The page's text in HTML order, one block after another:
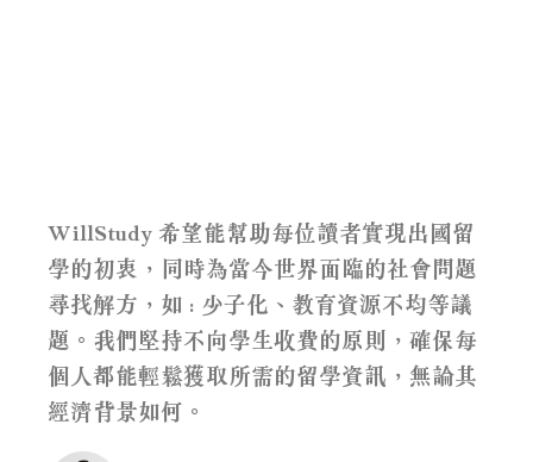
WillStudy 希望能幫助每位讀者實現出國留
學的初衷，同時為當今世界面臨的社會問題
尋找解方，如 : 少子化、教育資源不均等議
題。我們堅持不向學生收費的原則，確保每
個人都能輕鬆獲取所需的留學資訊，無論其
經濟背景如何。